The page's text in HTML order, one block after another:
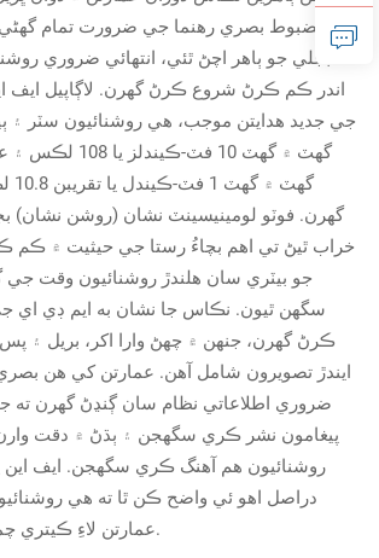
مضبوط بصري رهنما جي ضرورت تمام
بجلي جو ٻاھر اچڻ ٿئي، انتهائي ضروري
جي جديد هدايتن موجب، هي روشنائيون سٽر ۽
گهٽ ۾ گهٽ 10 فٽ-
گهرن. فوٽو لومينيسينٽ نشان (روشن
خراب ٿيڻ تي اهم بچاءُ رستا جي حيثيت ۾ ڪم
جو بيٽري سان هلندڙ روشنائيون وقت
سگهن ٿيون. نڪاس جا نشان به ايم ڊي اي
ڪرڻ گهرن، جنهن ۾ چھڻ وارا اکر، بريل ۽
ايندڙ تصويرون شامل آهن. عمارتن کي هن
ضروري اطلاعاتي نظام سان ڳنڍڻ گهرن ته
پيغامون نشر ڪري سگهجن ۽ ٻڌڻ ۾ دقت وارن
دراصل اهو ئي واضح ڪن ٿا ته هي
عمارتن لاءِ ڪيتري چمڪدار هونديون آهن.